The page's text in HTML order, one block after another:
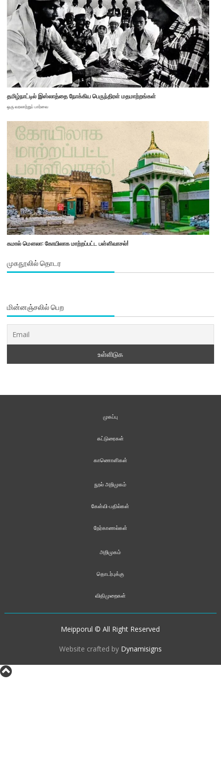
தமிழ்நாட்டில் இஸ்லாத்தை நோக்கிய பெருந்திரள் மதமாற்றங்கள்
ஒரு வரலாற்றுப் பார்வை
கமால் மௌலா: கோயிலாக மாற்றப்பட்ட பள்ளிவாசல்!
முகநூலில் தொடர
மின்னஞ்சலில் பெற
முகப்பு
கட்டுரைகள்
காணொளிகள்
நூல் அறிமுகம்
கேள்வி-பதில்கள்
நேர்காணல்கள்
அறிமுகம்
தொடர்புக்கு
விதிமுறைகள்
Meipporul © All Right Reserved
Website crafted by Dynamisigns